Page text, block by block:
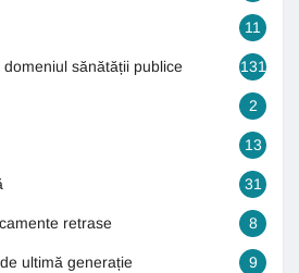
11
sănătății publice 131
2
13
31
retrase 8
ultimă generație 9